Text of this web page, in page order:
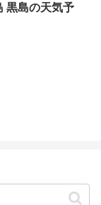
黒島の天気予